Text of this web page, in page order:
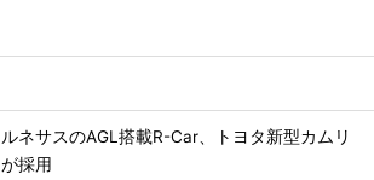
ルネサスのAGL搭載R-Car、トヨタ新型カムリ
が採用